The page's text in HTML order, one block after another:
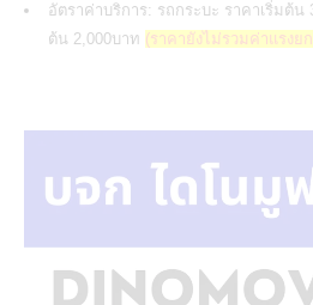
อัตราค่าบริการ: รถกระบะ ราคาเริ่มต้น
ต้น 2,000บาท (ราคายังไม่รวมค่าแรงย